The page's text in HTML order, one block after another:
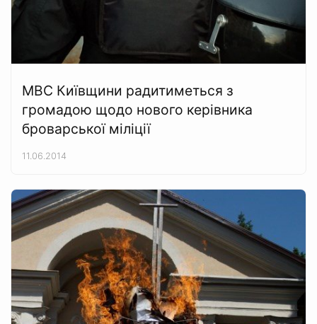
МВС Київщини радитиметься з
громадою щодо нового керівника
броварської міліції
11.06.2014